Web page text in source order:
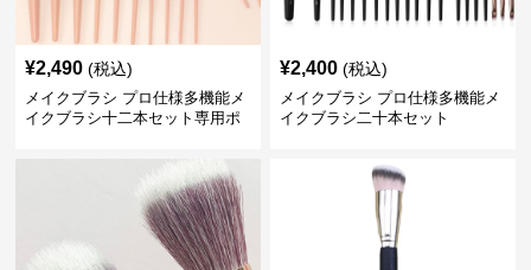
¥2,490 (税込)
メイクブラシ プロ仕様多機能メ
イクブラシ十二本セット専用ポ
¥2,400 (税込)
メイクブラシ プロ仕様多機能メ
イクブラシ二十本セット